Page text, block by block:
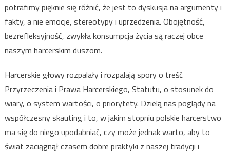
potrafimy pięknie się różnić, że jest to dyskusja na argumenty i
fakty, a nie emocje, stereotypy i uprzedzenia. Obojętność,
bezrefleksyjność, zwykła konsumpcja życia są raczej obce
naszym harcerskim duszom.
Harcerskie głowy rozpalały i rozpalają spory o treść
Przyrzeczenia i Prawa Harcerskiego, Statutu, o stosunek do
wiary, o system wartości, o priorytety. Dzielą nas poglądy na
współczesny skauting i to, w jakim stopniu polskie harcerstwo
ma się do niego upodabniać, czy może jednak warto, aby to
świat zaciągnął czasem dobre praktyki z naszej tradycji i